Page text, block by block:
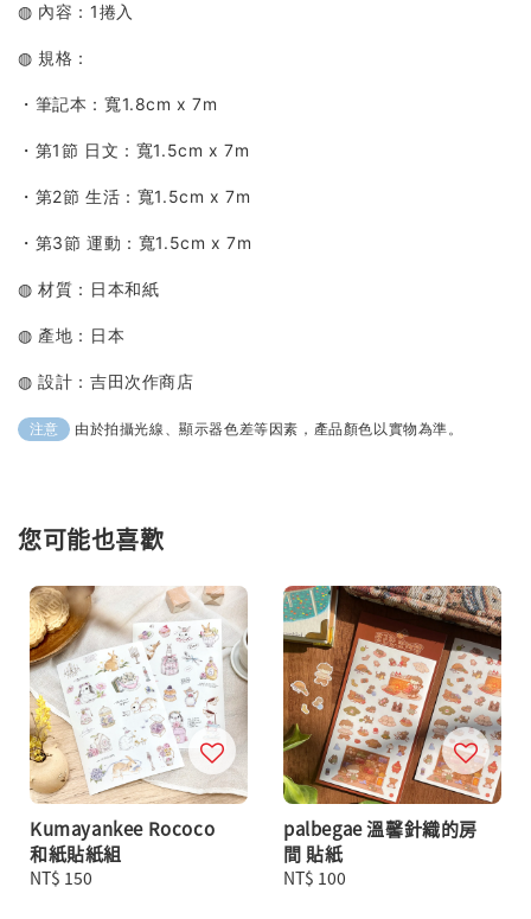
◍ 內容：1捲入
◍ 規格：
・筆記本：寬1.8cm x 7m
・第1節 日文：寬1.5cm x 7m
・第2節 生活： 寬1.5cm x 7m
・第3節 運動： 寬1.5cm x 7m
◍ 材質：日本和紙
◍ 產地：日本
◍ 設計：吉田次作商店
注意 由於拍攝光線、顯示器色差等因素，產品顏色以實物為準。
您可能也喜歡
Kumayankee Rococo
和紙貼紙組
Regular
NT$ 150
palbegae 溫馨針織的房
間 貼紙
Regular
NT$ 100